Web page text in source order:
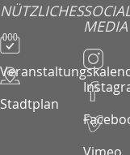
NÜTZLICHES
Stadtplan
MEDIA
Vimeo